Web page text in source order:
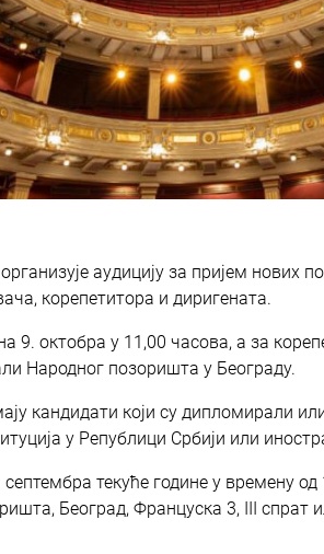
аудицију за пријем нових
корепетитора и диригената.
9. октобра у 11,00 часова, а за
Народног позоришта у Београду.
кандидати који су дипломирали
у Републици Србији или
текуће године у времену
Београд, Француска 3, III спрат